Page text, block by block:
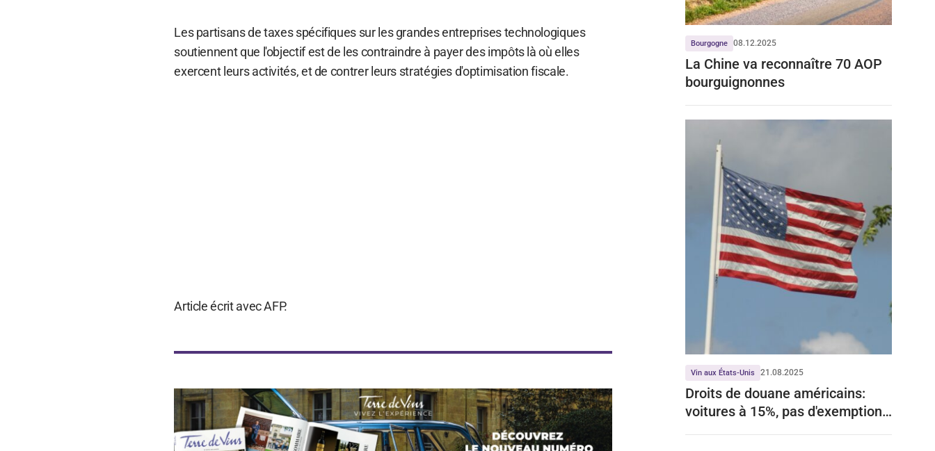
Les partisans de taxes spécifiques sur les grandes entreprises technologiques
soutiennent que l'objectif est de les contraindre à payer des impôts là où elles
exercent leurs activités, et de contrer leurs stratégies d'optimisation fiscale.
Article écrit avec AFP.
Bourgogne 08.12.2025
La Chine va reconnaître 70 AOP
bourguignonnes
Vin aux États-Unis 21.08.2025
Droits de douane américains:
voitures à 15%, pas d'exemptions